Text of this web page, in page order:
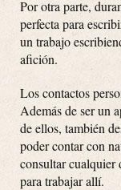
Por otra parte,
perfecta para
un trabajo
afición.
Los contactos
Además de ser un
de ellos, también
poder contar con
consultar cualquier
para trabajar allí.